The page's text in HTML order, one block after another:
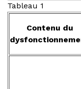
Tableau 1
Contenu du